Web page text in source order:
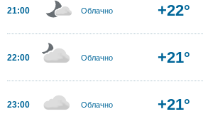
21:00 Облачно +22°
22:00 Облачно +21°
23:00 Облачно +21°